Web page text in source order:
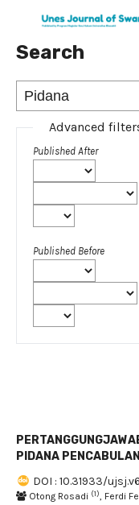
Search
Advanced
Published After
Published Before
PIDANA
DOI : 10.31933/
Otong Rosadi (1), Ferdi